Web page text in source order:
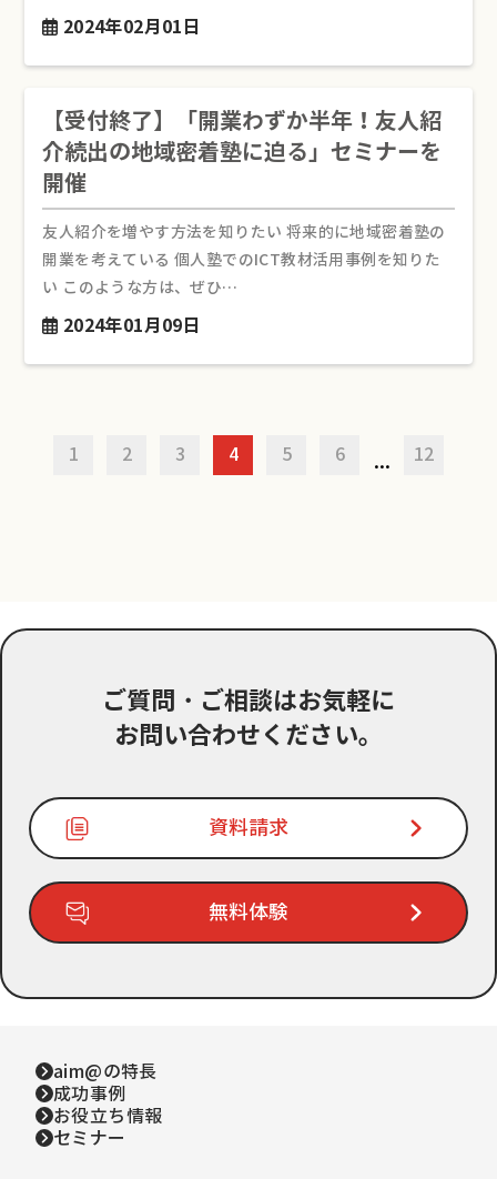
2024年02月01日
【受付終了】「開業わずか半年！友人紹
介続出の地域密着塾に迫る」セミナーを
開催
友人紹介を増やす方法を知りたい 将来的に地域密着塾の
開業を考えている 個人塾でのICT教材活用事例を知りた
い このような方は、ぜひ…
2024年01月09日
1 2 3 4 5 6 ... 12
ご質問・ご相談はお気軽に
お問い合わせください。
資料請求
無料体験
aim@の特長
成功事例
お役立ち情報
セミナー